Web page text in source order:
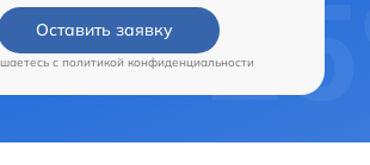
Оставить заявку
c политикой конфиденциальности